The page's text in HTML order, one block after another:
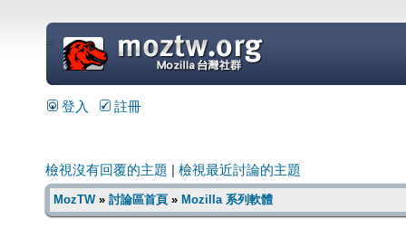
=
登入 註冊
檢視沒有回覆的主題 檢視最近討論的主題
MozTW» 討論區首頁 » Mozilla 系列軟體